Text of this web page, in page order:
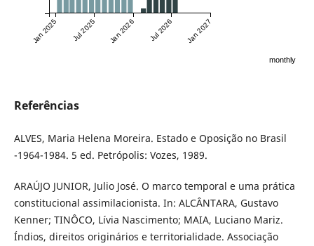
Jan 2025 Jul 2025 Jan 2026 Jul 2026 Jan 2027
monthly
Referências
ALVES, Maria Helena Moreira. Estado e Oposição no Brasil
-1964-1984. 5 ed. Petrópolis: Vozes, 1989.
ARAÚJO JUNIOR, Julio José. O marco temporal e uma prática
constitucional assimilacionista. In: ALCÂNTARA, Gustavo
Kenner; TINÔCO, Lívia Nascimento; MAIA, Luciano Mariz.
Índios, direitos originários e territorialidade. Associação